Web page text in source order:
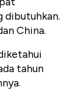
dibutuhkan.
China.
tahun